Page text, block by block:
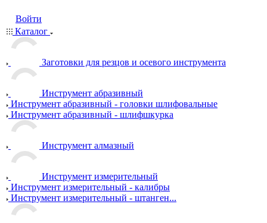
Войти
Каталог
Заготовки для резцов и осевого инструмента
Инструмент абразивный
Инструмент абразивный - головки шлифовальные
Инструмент абразивный - шлифшкурка
Инструмент алмазный
Инструмент измерительный
Инструмент измерительный - калибры
Инструмент измерительный - штанген...